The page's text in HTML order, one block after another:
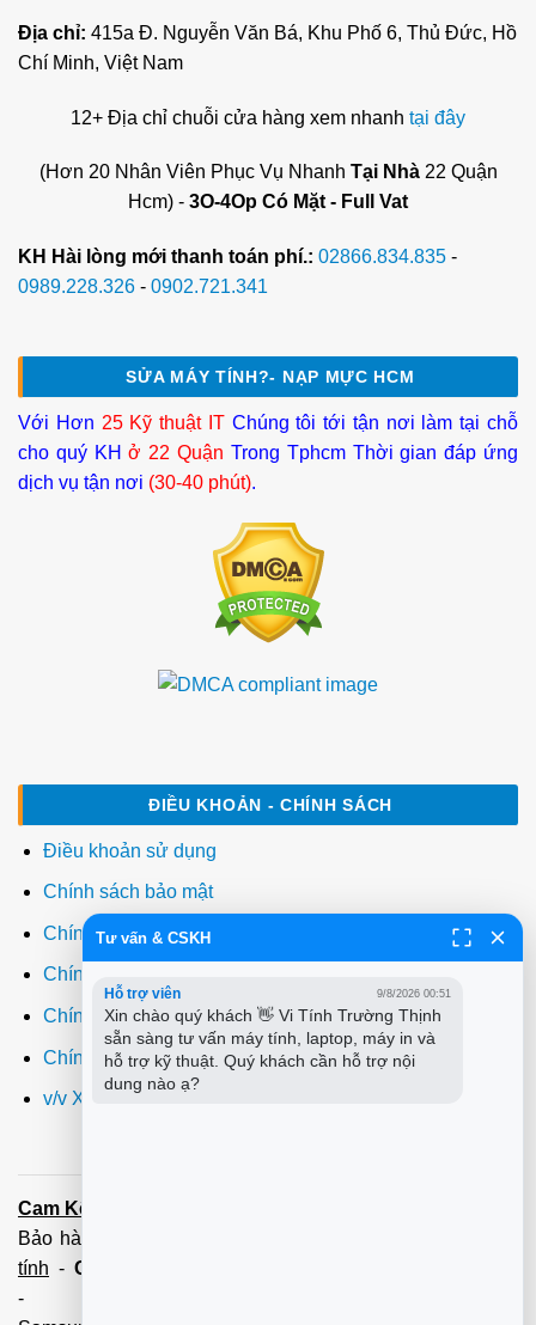
Địa chỉ: 415a Đ. Nguyễn Văn Bá, Khu Phố 6, Thủ Đức, Hồ
Chí Minh, Việt Nam
12+ Địa chỉ chuỗi cửa hàng xem nhanh tại đây
(Hơn 20 Nhân Viên Phục Vụ Nhanh Tại Nhà22 Quận
Hcm) - 3O-4Op Có Mặt - Full Vat
KH Hài lòng mới thanh toán phí.: 02866.834.835 -
0989.228.326 - 0902.721.341
SỬA MÁY TÍNH?- NẠP MỰC HCM
Với Hơn 25 Kỹ thuật ITChúng tôi tới tận nơi làm tại chỗ
cho quý KHở 22 Quận Trong Tphcm Thời gian đáp ứng
dịch vụ tận nơi (30-40 phút).
ĐIỀU KHOẢN - CHÍNH SÁCH
Điều khoản sử dụng
Chính sách bảo mật
Chính sách thanh toán
Chính sách giao hàng
Chính sách đổi trả
Chính sách bảo hành
v/v Xuất hóa đơn đỏ VAT
Cam Kết:
Bảo hành tận tâm - Xuất hóa đơn đỏ đầy đủ
tính - Cài Win Tận Nơi
-
Tư vấn & CSKH
Hỗ trợ viên 9/8/2026 00:51
Xin chào quý khách 👋 Vi Tính Trường Thịnh
sẵn sàng tư vấn máy tính, laptop, máy in và
hỗ trợ kỹ thuật. Quý khách cần hỗ trợ nội
dung nào ạ?